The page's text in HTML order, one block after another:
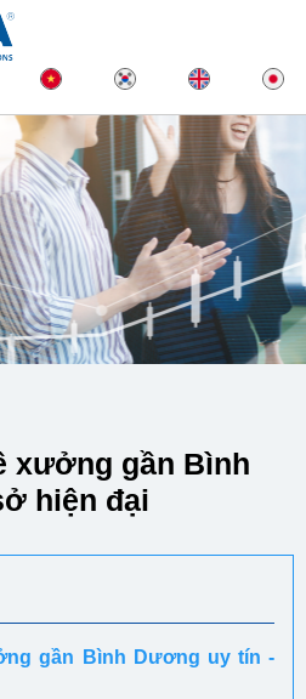
xưởng gần Bình
hiện đại
gần Bình Dương uy tín -